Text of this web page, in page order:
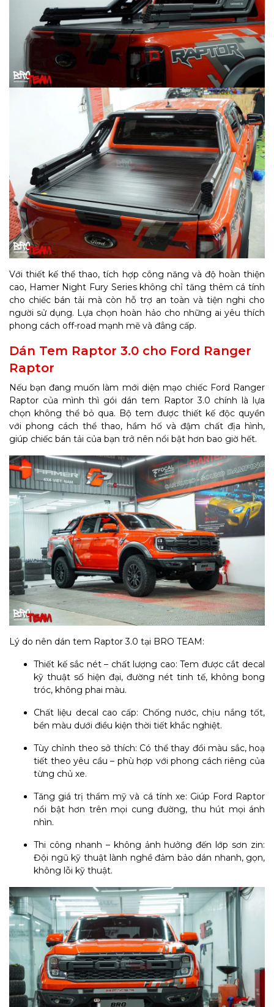
Với thiết kế thể thao, tích hợp công năng và độ hoàn thiện
cao, Hamer Night Fury Series không chỉ tăng thêm cá tính
cho chiếc bán tải mà còn hỗ trợ an toàn và tiện nghi cho
người sử dụng. Lựa chọn hoàn hảo cho những ai yêu thích
phong cách off-road mạnh mẽ và đẳng cấp.
Dán Tem Raptor 3.0 cho Ford Ranger
Raptor
Nếu bạn đang muốn làm mới diện mạo chiếc Ford Ranger
Raptor của mình thì gói dán tem Raptor 3.0 chính là lựa
chọn không thể bỏ qua. Bộ tem được thiết kế độc quyền
với phong cách thể thao, hầm hố và đậm chất địa hình,
giúp chiếc bán tải của bạn trở nên nổi bật hơn bao giờ hết.
Lý do nên dán tem Raptor 3.0 tại BRO TEAM:
Thiết kế sắc nét – chất lượng cao: Tem được cắt decal
kỹ thuật số hiện đại, đường nét tinh tế, không bong
tróc, không phai màu.
Chất liệu decal cao cấp: Chống nước, chịu nắng tốt,
bền màu dưới điều kiện thời tiết khắc nghiệt.
Tùy chỉnh theo sở thích: Có thể thay đổi màu sắc, hoạ
tiết theo yêu cầu – phù hợp với phong cách riêng của
từng chủ xe.
Tăng giá trị thẩm mỹ và cá tính xe: Giúp Ford Raptor
nổi bật hơn trên mọi cung đường, thu hút mọi ánh
nhìn.
Thi công nhanh – không ảnh hưởng đến lớp sơn zin:
Đội ngũ kỹ thuật lành nghề đảm bảo dán nhanh, gọn,
không lỗi kỹ thuật.